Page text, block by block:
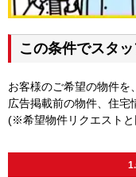
この条件でスタ
お客様のご希望の物件を
広告掲載前の物件、住宅
(※希望物件リクエストと